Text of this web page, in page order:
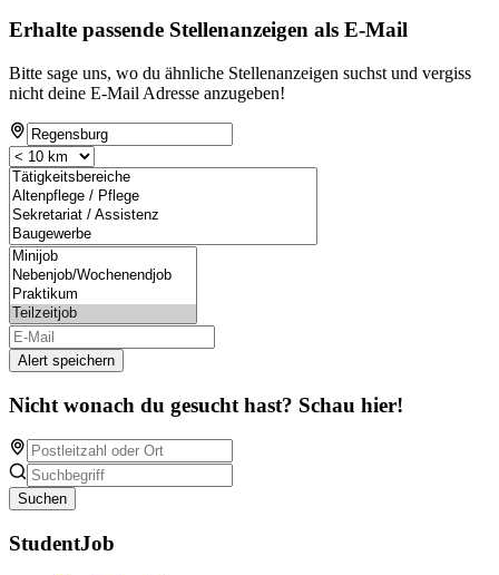
Erhalte passende Stellenanzeigen als E-Mail
Bitte sage uns, wo du ähnliche Stellenanzeigen suchst und vergiss
nicht deine E-Mail Adresse anzugeben!
Alert speichern
Nicht wonach du gesucht hast? Schau hier!
Suchen
StudentJob